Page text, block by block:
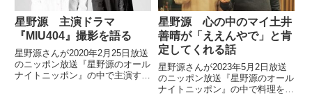
星野源 主演ドラマ
『MIU404』撮影を語る
星野源さんが2020年2月25日放送
のニッポン放送『星野源のオール
ナイトニッポン』の中で主演する
星野源 心の中のマイ土井
善晴が「ええんやで」と肯
定してくれる話
星野源さんが2023年5月2日放送
のニッポン放送『星野源のオール
ナイトニッポン』の中で料理をし